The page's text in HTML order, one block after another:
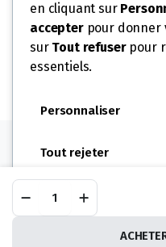
mixte
ÉLECTRIQUES
prix
initial
était :
239,00 €.
prix
actuel
est :
167,30 €.
PANIER
UGS : 120635
Suivez-nous:
PRO EQUIPEMENT CHR © 2025 ©
en cliquant sur
accepterpour donner
sur Tout refuserpour
essentiels.
Personnaliser
Tout rejeter
Accepter tout
Powered by